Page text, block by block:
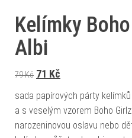
Kelímky
Albi
79Kč Původní cena byla: 79
71 Kč
sada papírových párty
a s veselým vzorem Boho
narozeninovou oslavu nebo